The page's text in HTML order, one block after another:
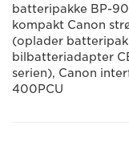
batteripakke BP-
kompakt Canon
(oplader
bilbatteriadapter
serien), Canon
400PCU